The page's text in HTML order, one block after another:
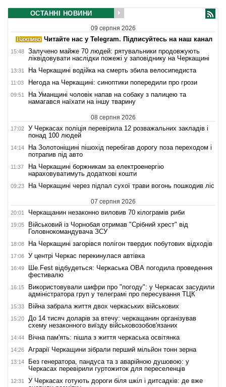
ОСТАННІ НОВИНИ
09 серпня 2026
Читайте нас у Telegram. Підписуйтесь на наш канал
15:48
Залучено майже 70 людей: рятувальники продовжують
ліквідовувати наслідки пожежі у заповіднику на Черкащині
13:31 На Черкащині водійка на смерть збила велосипедиста
11:03 Негода на Черкащині: синоптики попередили про грози
09:51
На Уманщині чоловік напав на собаку з палицею та
намагався наїхати на іншу тварину
08 серпня 2026
17:02
У Черкасах поліція перевірила 12 розважальних закладів і
понад 100 людей
14:14
На Золотоніщині пішохід перебігав дорогу поза переходом і
потрапив під авто
11:37
На Черкащині боржникам за електроенергію
нараховуватимуть додаткові кошти
09:23 На Черкащині через підпал сухої трави вогонь пошкодив ліс
07 серпня 2026
20:01 Черкащанин незаконно виловив 70 кілограмів риби
19:05
Військовий із Чорнобая отримав "Срібний хрест" від
Головнокомандувача ЗСУ
18:08 На Черкащині загорівся полігон твердих побутових відходів
17:06 У центрі Черкас перекинулася автівка
16:49
Ше.Fest відбудеться: Черкаська ОВА погодила проведення
фестивалю
16:15
Використовували шифри про "погоду": у Черкасах засудили
адміністратора груп у телеграмі про пересування ТЦК
15:33 Війна забрала життя двох черкаських військових
15:20
До 14 тисяч доларів за втечу: черкащанин організував
схему незаконного виїзду військовозобов'язаних
14:44 Вічна пам'ять: пішла з життя черкаська освітянка
14:26 Аграрії Черкащини зібрали перший мільйон тонн зерна
13:14
Без генератора, пандуса та з аварійною душовою: у
Черкасах перевірили гуртожиток для переселенців
12:31
У Черкасах готують дороги біля шкіл і дитсадків: де вже